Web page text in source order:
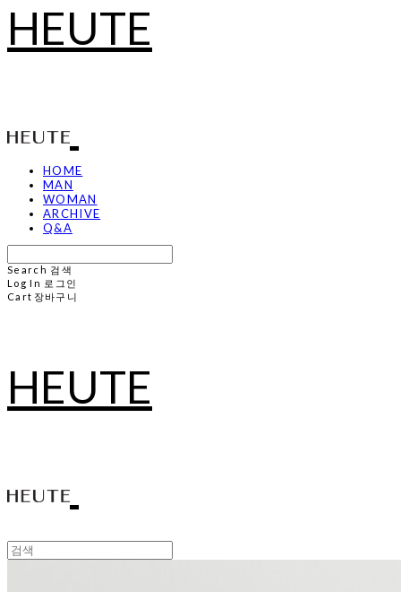
HEUTE
HOME
MAN
WOMAN
ARCHIVE
Q&A
Search 검색
Log In 로그인
Cart 장바구니
HEUTE